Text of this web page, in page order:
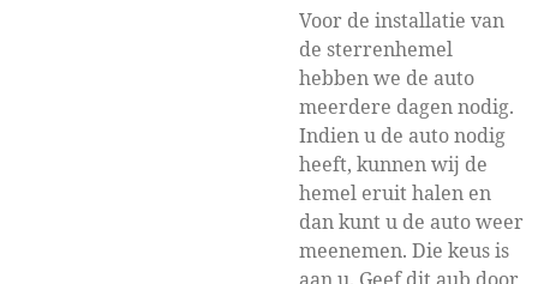
Voor de installatie van
de sterrenhemel
hebben we de auto
meerdere dagen nodig.
Indien u de auto nodig
heeft, kunnen wij de
hemel eruit halen en
dan kunt u de auto weer
meenemen. Die keus is